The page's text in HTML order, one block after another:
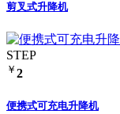
剪叉式升降机
STEP
￥ 2
便携式可充电升降机